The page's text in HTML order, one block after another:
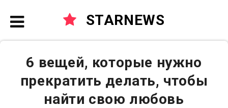
STARNEWS
6 вещей, которые нужно
прекратить делать, чтобы
найти свою любовь